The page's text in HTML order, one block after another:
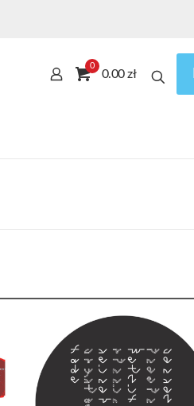
0
0.00 zł